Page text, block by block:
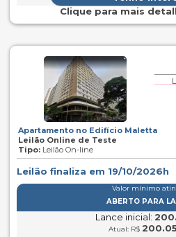
Clique para mais
Apartamento no Edifício Maletta
Leilão Online de Teste
Tipo:Leilão On-line
Leilão finaliza em 19/10/2026h
Valor mínimo
ABERTO PARA
Lance inicial:
Atual: R$